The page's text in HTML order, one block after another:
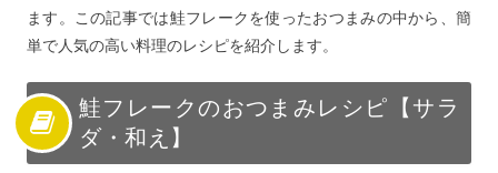
ます。この記事では鮭フレークを使ったおつまみの中から、簡
単で人気の高い料理のレシピを紹介します。
鮭フレークのおつまみレシピ【サラ
ダ・和え】